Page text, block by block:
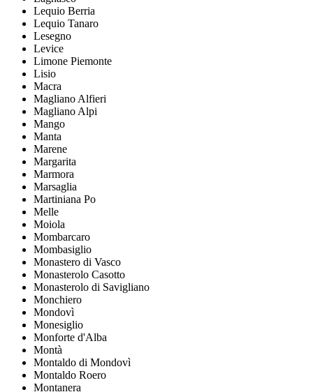
Lequio Berria
Lequio Tanaro
Lesegno
Levice
Limone Piemonte
Lisio
Macra
Magliano Alfieri
Magliano Alpi
Mango
Manta
Marene
Margarita
Marmora
Marsaglia
Martiniana Po
Melle
Moiola
Mombarcaro
Mombasiglio
Monastero di Vasco
Monasterolo Casotto
Monasterolo di Savigliano
Monchiero
Mondovì
Monesiglio
Monforte d'Alba
Montà
Montaldo di Mondovì
Montaldo Roero
Montanera